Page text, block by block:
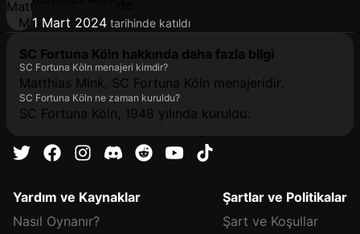
1 Mart 2024 tarihinde katıldı
SC Fortuna Köln hakkında daha fazla bilgi
SC Fortuna Köln menajeri kimdir?
Matthias Mink, SC Fortuna Köln menajeridir.
SC Fortuna Köln ne zaman kuruldu?
SC Fortuna Köln, 1948 yılında kuruldu.
Yardım ve Kaynaklar
Nasıl Oynanır?
Şartlar ve Politikalar
Şart ve Koşullar